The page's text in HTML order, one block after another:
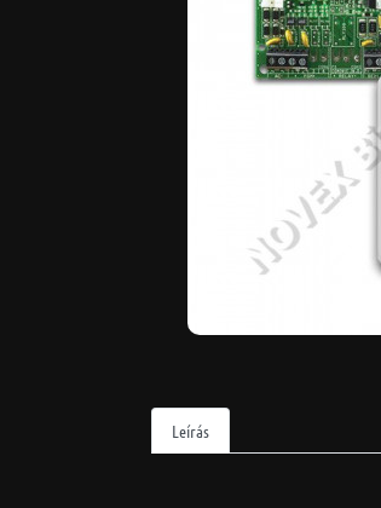
Leírás